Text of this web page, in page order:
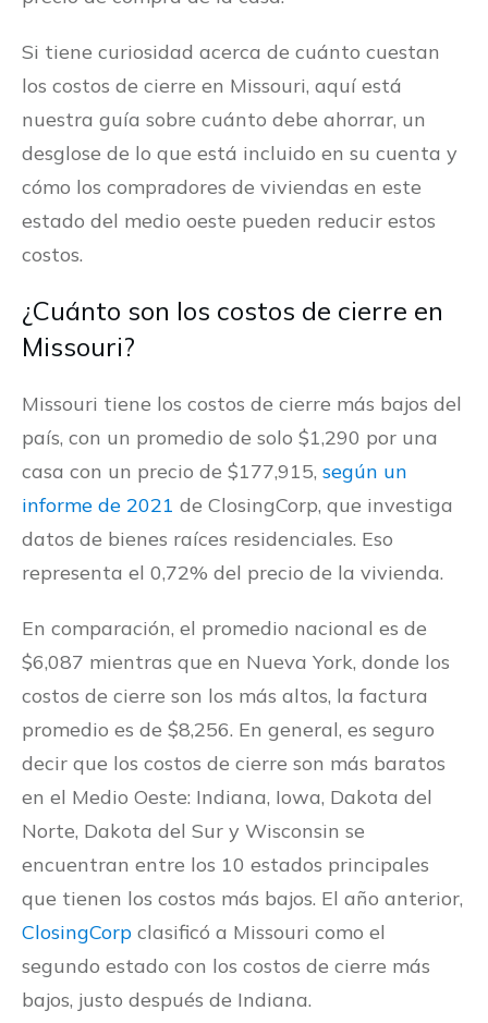
Si tiene curiosidad acerca de cuánto cuestan
los costos de cierre en Missouri, aquí está
nuestra guía sobre cuánto debe ahorrar, un
desglose de lo que está incluido en su cuenta y
cómo los compradores de viviendas en este
estado del medio oeste pueden reducir estos
costos.
¿Cuánto son los costos de cierre en
Missouri?
Missouri tiene los costos de cierre más bajos del
país, con un promedio de solo $1,290 por una
casa con un precio de $177,915, según un
informe de 2021 de ClosingCorp, que investiga
datos de bienes raíces residenciales. Eso
representa el 0,72% del precio de la vivienda.
En comparación, el promedio nacional es de
$6,087 mientras que en Nueva York, donde los
costos de cierre son los más altos, la factura
promedio es de $8,256. En general, es seguro
decir que los costos de cierre son más baratos
en el Medio Oeste: Indiana, Iowa, Dakota del
Norte, Dakota del Sur y Wisconsin se
encuentran entre los 10 estados principales
que tienen los costos más bajos. El año anterior,
ClosingCorp clasificó a Missouri como el
segundo estado con los costos de cierre más
bajos, justo después de Indiana.